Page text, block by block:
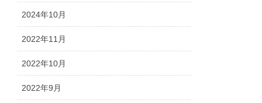
2024年10月
2022年11月
2022年10月
2022年9月